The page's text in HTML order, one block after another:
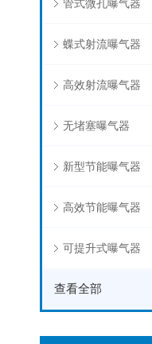
管式微孔曝气器
蝶式射流曝气器
高效射流曝气器
无堵塞曝气器
新型节能曝气器
高效节能曝气器
可提升式曝气器
查看全部